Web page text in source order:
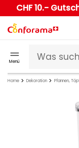
CHF 10.-
Menü
Home Dekoration Pfannen,